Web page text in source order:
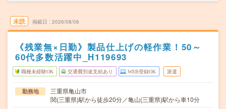
未読 掲載日 2026/08/06
《残業無×日勤》製品仕上げの軽作業！50～
60代多数活躍中_H119693
職種未経験OK 交通費別途支給あり WEB登録OK 派遣
勤務地
三重県亀山市
関(三重県)駅から徒歩20分／亀山(三重県)駅から車10分